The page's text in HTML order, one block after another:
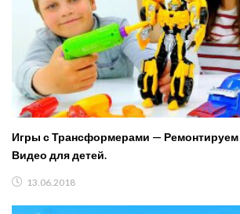
Игры с Трансформерами —
Видео для детей.
13.06.2018